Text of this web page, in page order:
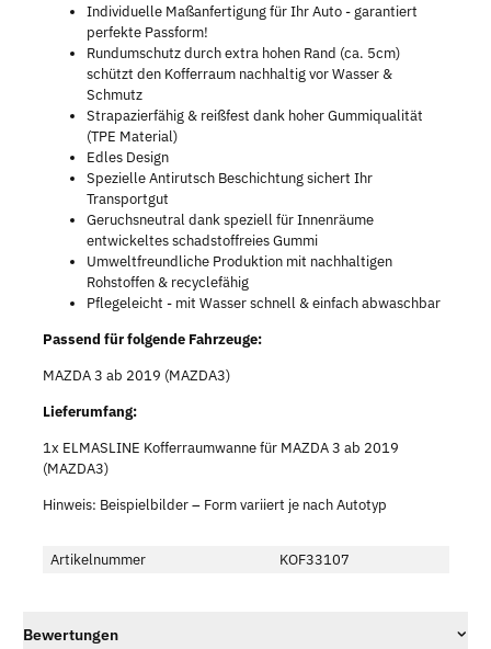
Individuelle Maßanfertigung für Ihr Auto - garantiert
perfekte Passform!
Rundumschutz durch extra hohen Rand (ca. 5cm)
schützt den Kofferraum nachhaltig vor Wasser &
Schmutz
Strapazierfähig & reißfest dank hoher Gummiqualität
(TPE Material)
Edles Design
Spezielle Antirutsch Beschichtung sichert Ihr
Transportgut
Geruchsneutral dank speziell für Innenräume
entwickeltes schadstoffreies Gummi
Umweltfreundliche Produktion mit nachhaltigen
Rohstoffen & recyclefähig
Pflegeleicht - mit Wasser schnell & einfach abwaschbar
Passend für folgende Fahrzeuge:
MAZDA 3 ab 2019 (MAZDA3)
Lieferumfang:
1x ELMASLINE Kofferraumwanne für MAZDA 3 ab 2019
(MAZDA3)
Hinweis: Beispielbilder – Form variiert je nach Autotyp
Artikelnummer KOF33107
Bewertungen